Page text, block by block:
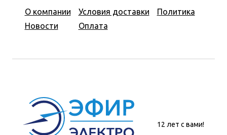
О компании
Новости
Условия доставки
Оплата
Политика
12 лет с вами!